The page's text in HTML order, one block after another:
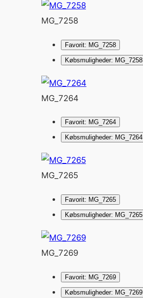
MG_7258
Favorit: MG_7258
Købsmuligheder: MG_7258
MG_7264
Favorit: MG_7264
Købsmuligheder: MG_7264
MG_7265
Favorit: MG_7265
Købsmuligheder: MG_7265
MG_7269
Favorit: MG_7269
Købsmuligheder: MG_7269